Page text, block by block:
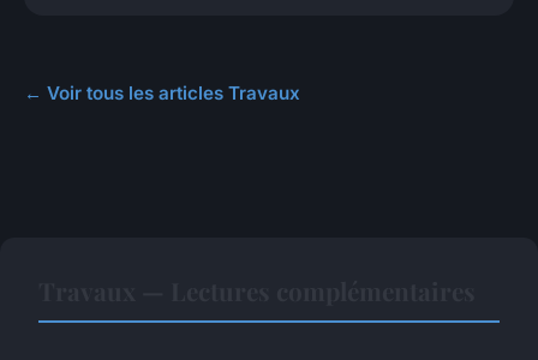
← Voir tous les articles Travaux